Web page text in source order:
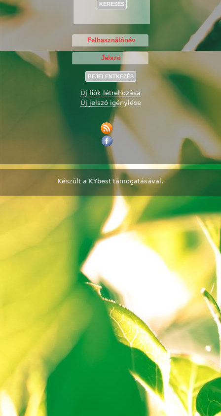
Új fiók létrehozása
Új jelszó igénylése
Készült a KYbest támogatásával.